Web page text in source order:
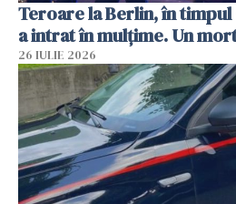
Teroare la Berlin, în
a intrat în mulțime. Un
26 IULIE 2026